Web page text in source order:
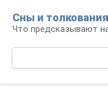
контенту
Сны и толкования
Что предсказывают